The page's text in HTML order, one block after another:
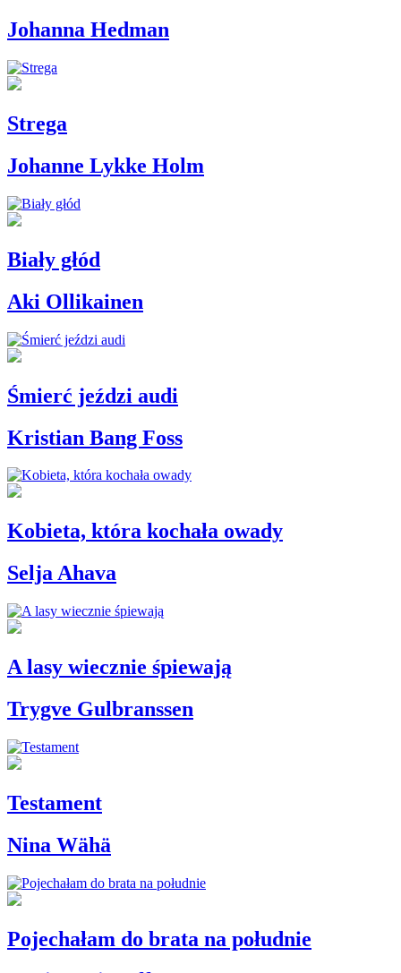
Johanna Hedman
Strega
Johanne Lykke Holm
Biały głód
Aki Ollikainen
Śmierć jeździ audi
Kristian Bang Foss
Kobieta, która kochała owady
Selja Ahava
A lasy wiecznie śpiewają
Trygve Gulbranssen
Testament
Nina Wähä
Pojechałam do brata na południe